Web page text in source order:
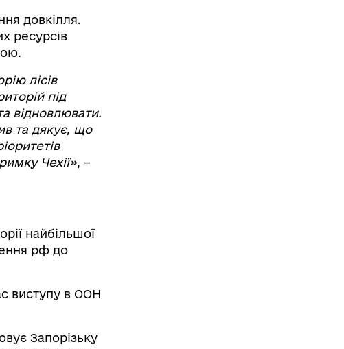
довкілля.
ресурсів
лісів
під
відновлювати.
та дякує, що
Чехії», –
найбільшої
рф до
виступу в ООН
Запорізьку